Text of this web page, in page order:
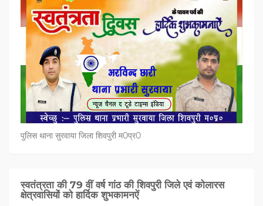
पुलिस थाना सुरवाया जिला शिवपुरी म0प्र0
स्वतंत्रता की 79 वीं वर्ष गांठ की शिवपुरी जिले एवं कोलारस
क्षेत्रवासियों को हार्दिक शुभकामनऐं